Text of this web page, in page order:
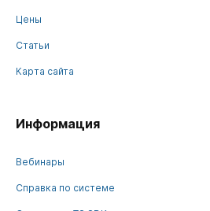
Цены
Статьи
Карта сайта
Информация
Вебинары
Справка по системе